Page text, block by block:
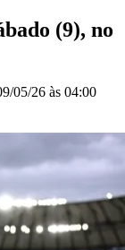
(9), no
05/26 às 04:00